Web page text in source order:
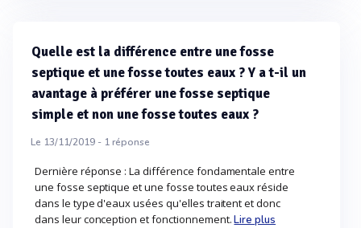
Quelle est la différence entre une fosse
septique et une fosse toutes eaux ? Y a t-il un
avantage à préférer une fosse septique
simple et non une fosse toutes eaux ?
Le 13/11/2019 - 1réponse
Dernière réponse : La différence fondamentale entre
une fosse septique et une fosse toutes eaux réside
dans le type d'eaux usées qu'elles traitent et donc
dans leur conception et fonctionnement.Lire plus